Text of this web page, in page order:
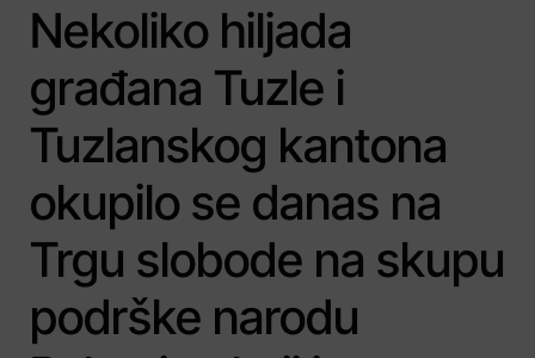
Nekoliko hiljada
građana Tuzle i
Tuzlanskog kantona
okupilo se danas na
Trgu slobode na skupu
podrške narodu